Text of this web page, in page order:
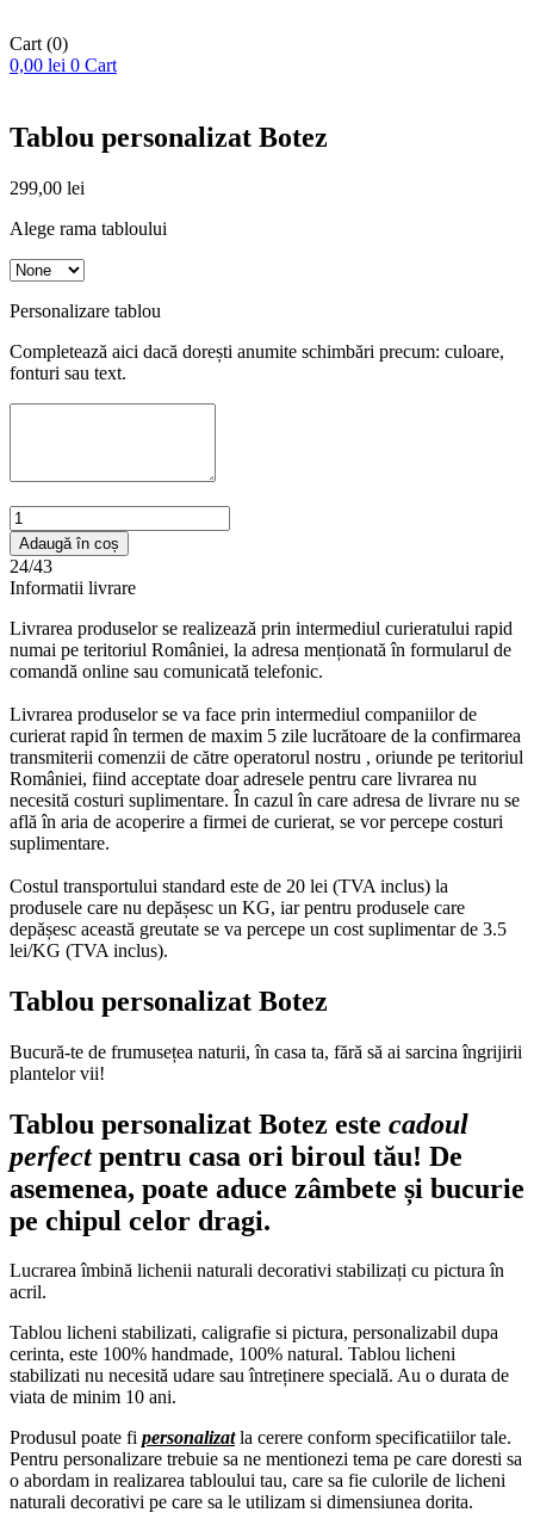
Cart (0)
0,00 lei 0 Cart
Tablou personalizat Botez
299,00 lei
Alege rama tabloului
Personalizare tablou
Completează aici dacă dorești anumite schimbări precum: culoare,
fonturi sau text.
Cantitate
Tablou
personalizat
Botez
Adaugă în coș
24/43
Informatii livrare
Livrarea produselor se realizează prin intermediul curieratului rapid
numai pe teritoriul României, la adresa menționată în formularul de
comandă online sau comunicată telefonic.
Livrarea produselor se va face prin intermediul companiilor de
curierat rapid în termen de maxim 5 zile lucrătoare de la confirmarea
transmiterii comenzii de către operatorul nostru , oriunde pe teritoriul
României, fiind acceptate doar adresele pentru care livrarea nu
necesită costuri suplimentare. În cazul în care adresa de livrare nu se
află în aria de acoperire a firmei de curierat, se vor percepe costuri
suplimentare.
Costul transportului standard este de 20 lei (TVA inclus) la
produsele care nu depășesc un KG, iar pentru produsele care
depășesc această greutate se va percepe un cost suplimentar de 3.5
lei/KG (TVA inclus).
Tablou personalizat Botez
Bucură-te de frumusețea naturii, în casa ta, fără să ai sarcina îngrijirii
plantelor vii!
Tablou personalizat Botez este cadoul
perfectpentru casa ori biroul tău! De
asemenea, poate aduce zâmbete și bucurie
pe chipul celor dragi.
Lucrarea îmbină lichenii naturali decorativi stabilizați cu pictura în
acril.
Tablou licheni stabilizati, caligrafie si pictura, personalizabil dupa
cerinta, este 100% handmade, 100% natural. Tablou licheni
stabilizati nu necesită udare sau întreținere specială. Au o durata de
viata de minim 10 ani.
Produsul poate fi personalizatla cerere conform specificatiilor tale.
Pentru personalizare trebuie sa ne mentionezi tema pe care doresti sa
o abordam in realizarea tabloului tau, care sa fie culorile de licheni
naturali decorativi pe care sa le utilizam si dimensiunea dorita.